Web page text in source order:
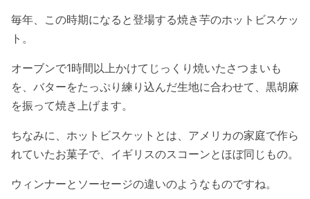
毎年、この時期になると登場する焼き芋のホットビスケッ
ト。
オーブンで1時間以上かけてじっくり焼いたさつまいも
を、バターをたっぷり練り込んだ生地に合わせて、黒胡麻
を振って焼き上げます。
ちなみに、ホットビスケットとは、アメリカの家庭で作ら
れていたお菓子で、イギリスのスコーンとほぼ同じもの。
ウィンナーとソーセージの違いのようなものですね。